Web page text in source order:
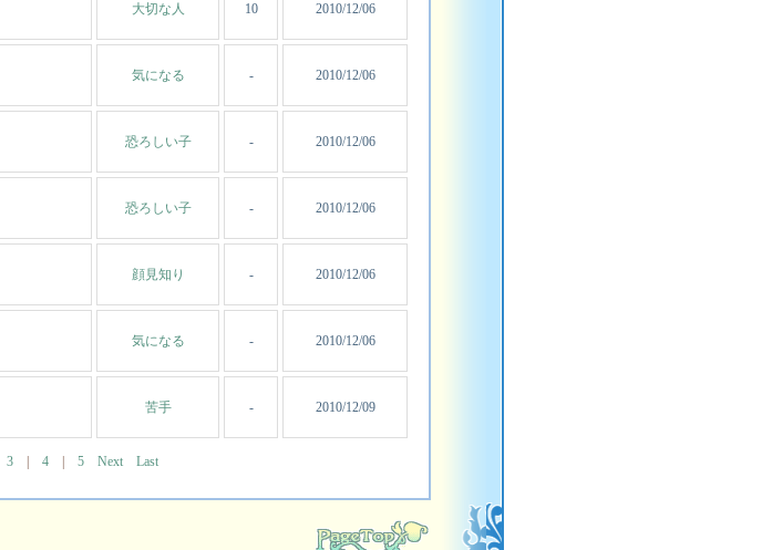
大切な人 10 2010/12/06
気になる - 2010/12/06
恐ろしい子 - 2010/12/06
恐ろしい子 - 2010/12/06
顔見知り - 2010/12/06
気になる - 2010/12/06
苦手 - 2010/12/09
3| 4| 5 Next Last